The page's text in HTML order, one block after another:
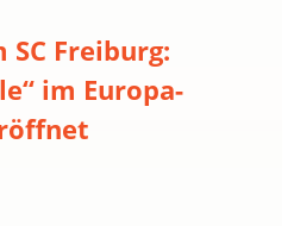
Freiburg:
im Europa-